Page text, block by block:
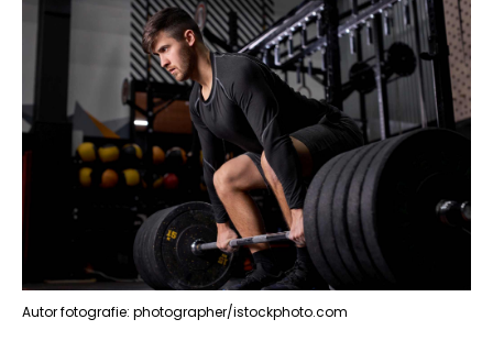
Autor fotografie: photographer/istockphoto.com